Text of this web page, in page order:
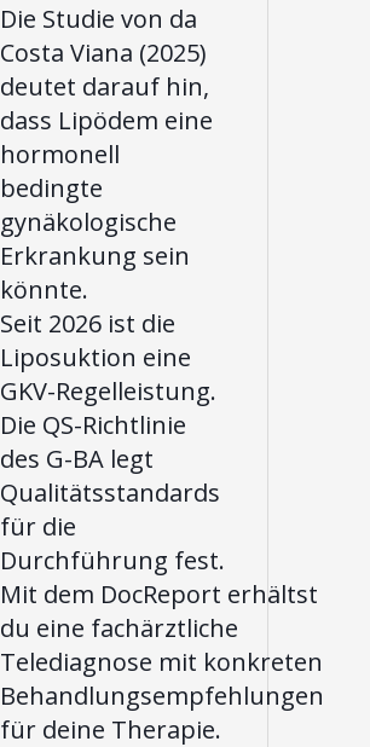
Die Studie von da
Costa Viana (2025)
deutet darauf hin,
dass Lipödem eine
hormonell
bedingte
gynäkologische
Erkrankung sein
könnte.
Seit 2026 ist die
Liposuktion eine
GKV-Regelleistung.
Die QS-Richtlinie
des G-BA legt
Qualitätsstandards
für die
Durchführung fest.
Mit dem DocReport erhältst
du eine fachärztliche
Telediagnose mit konkreten
Behandlungsempfehlungen
für deine Therapie.